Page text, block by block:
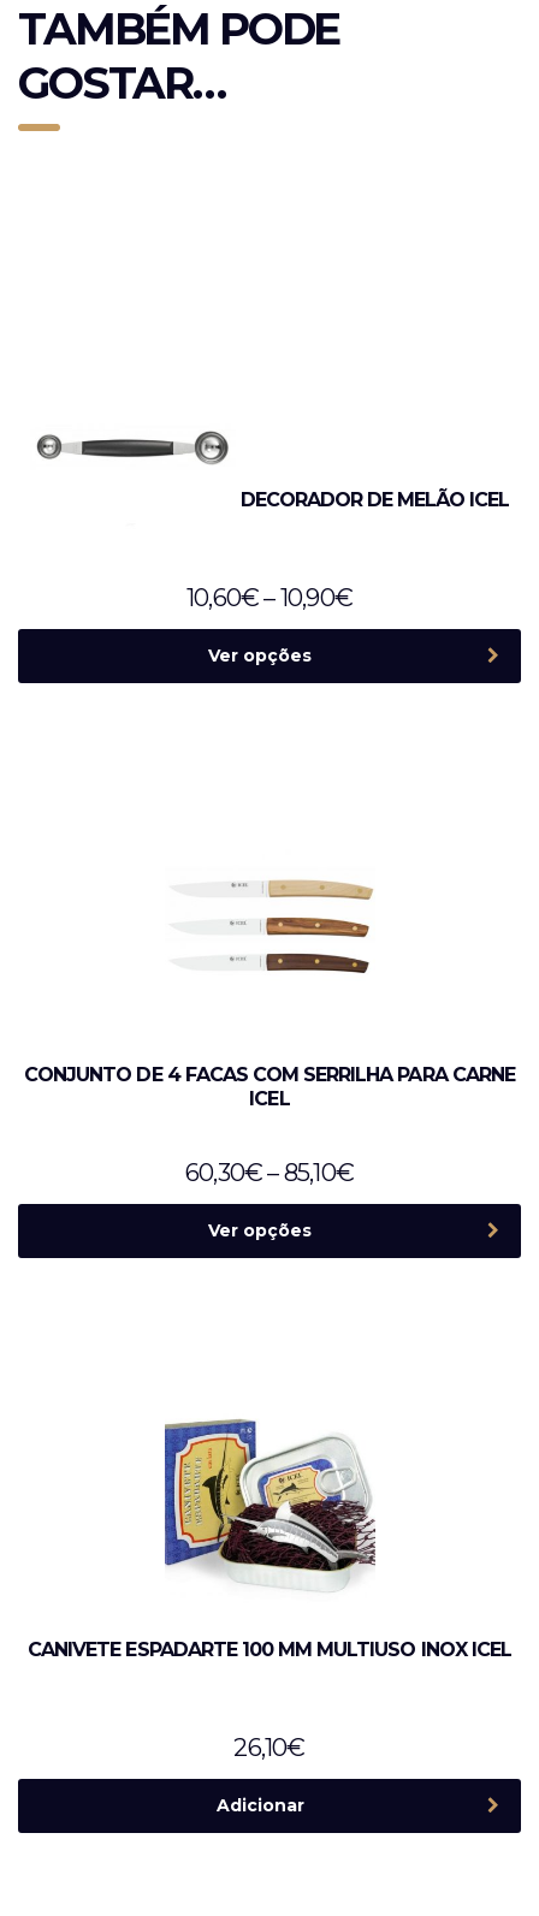
TAMBÉM PODE
GOSTAR…
DECORADOR DE MELÃO ICEL
10,60€–10,90€
Ver opções
CONJUNTO DE 4 FACAS COM SERRILHA PARA CARNE
ICEL
60,30€–85,10€
Ver opções
CANIVETE ESPADARTE 100 MM MULTIUSO INOX ICEL
26,10€
Adicionar